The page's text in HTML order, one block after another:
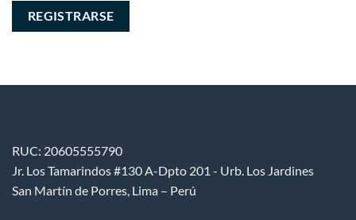
REGISTRARSE
RUC: 20605555790
Jr. Los Tamarindos #130 A-Dpto 201 - Urb. Los Jardines
San Martín de Porres, Lima – Perú